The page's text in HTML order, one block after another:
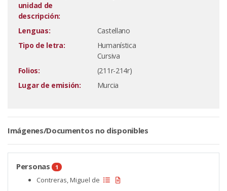
unidad de
descripción:
Lenguas:
Castellano
Tipo de letra:
Humanística
Cursiva
Folios:
(211r-214r)
Lugar de emisión:
Murcia
Imágenes/Documentos no disponibles
Personas 1
Contreras, Miguel de